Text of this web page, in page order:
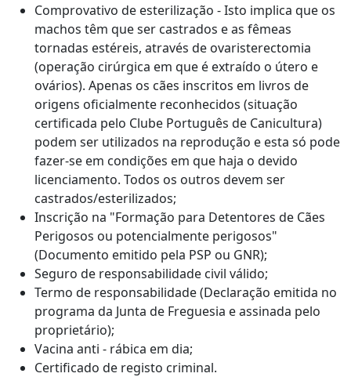
Comprovativo de esterilização - Isto implica que os
machos têm que ser castrados e as fêmeas
tornadas estéreis, através de ovaristerectomia
(operação cirúrgica em que é extraído o útero e
ovários). Apenas os cães inscritos em livros de
origens oficialmente reconhecidos (situação
certificada pelo Clube Português de Canicultura)
podem ser utilizados na reprodução e esta só pode
fazer-se em condições em que haja o devido
licenciamento. Todos os outros devem ser
castrados/esterilizados;
Inscrição na "Formação para Detentores de Cães
Perigosos ou potencialmente perigosos"
(Documento emitido pela PSP ou GNR);
Seguro de responsabilidade civil válido;
Termo de responsabilidade (Declaração emitida no
programa da Junta de Freguesia e assinada pelo
proprietário);
Vacina anti - rábica em dia;
Certificado de registo criminal.